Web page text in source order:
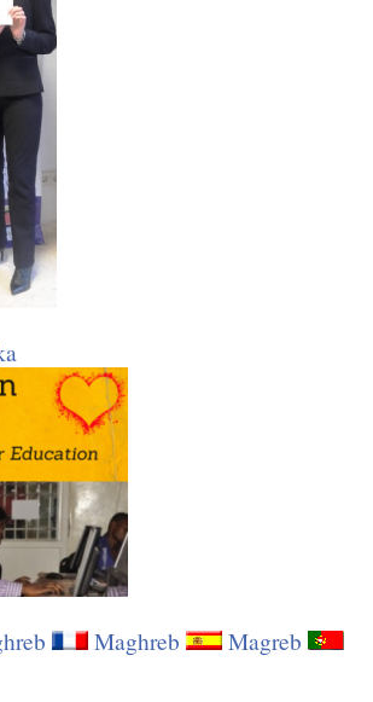
investasi asing langsung
pentingnya UMA (Uni
dan Perjanjian Agadir
Perjanjian Perdagangan
itu
Maghreb
Magreb